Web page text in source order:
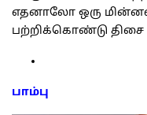
எதனாலோ ஒரு
பற்றிக்கொண்டு
பாம்பு